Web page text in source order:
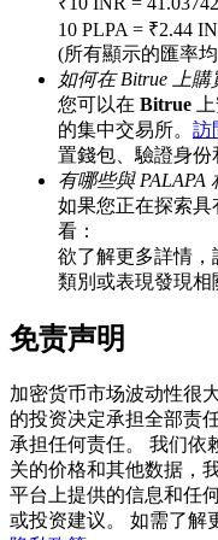
BTC 專享獎勵
充值並交易BTC瓜
充值CASHCAT &
瓜分 500000
BitMart 用戶遷移專
註冊&交易贏
10 PLPA = ₹2.44
(所有顯示的匯率
如何在 Bitrue 上購
您可以在 Bitrue
的集中交易所。 訪
置錢包、驗證身份
有哪些與 PALAPA
如果您正在探索
看：
欲了解更多詳情，
類別或表現發現相
免责声明
加密货币市场波动性很
的投资决定承担全部责
承担任何责任。 我们依
关的价格和其他数据，
平台上提供的信息和任
或投资建议。 如需了解